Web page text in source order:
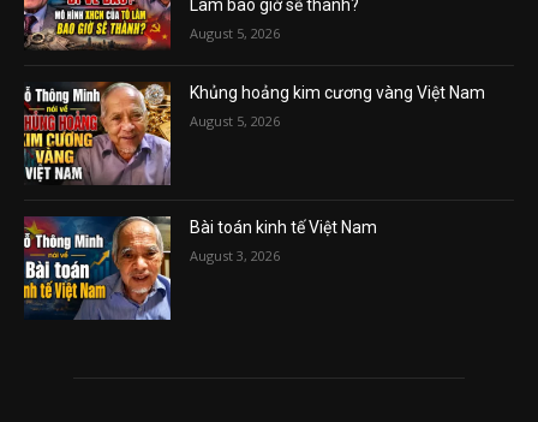
Lâm bao giờ sẽ thành?
August 5, 2026
Khủng hoảng kim cương vàng Việt Nam
August 5, 2026
Bài toán kinh tế Việt Nam
August 3, 2026